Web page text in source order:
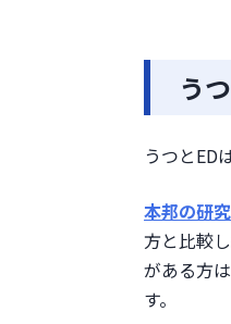
う
うつとED
本邦の研究
方と比較
がある方
す。